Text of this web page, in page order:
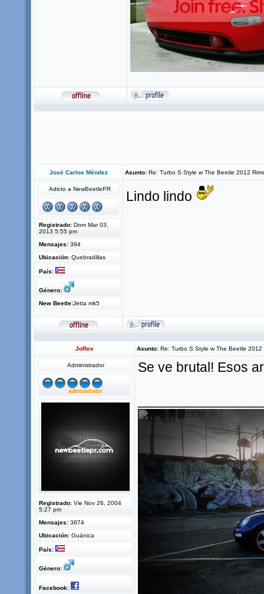
José Carlos Méndez Asunto: Re: Turbo S Style w The Beetle 2012
Adicto a NewBeetlePR
Registrado: Dom Mar 03,
2013 5:55 pm
Mensajes: 394
Ubicación: Quebradillas
País:
Género:
New Beetle:Jetta mk5
Lindo lindo
JoRev Asunto: Re: Turbo S Style w The Beetle 2012
Administrador
Registrado: Vie Nov 26, 2004
5:27 pm
Mensajes: 3874
Ubicación: Guánica
País:
Género:
Facebook:
Se ve brutal! Esos